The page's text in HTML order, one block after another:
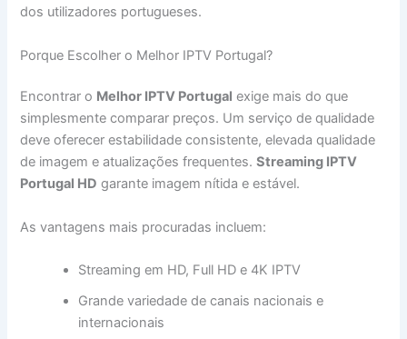
dos utilizadores portugueses.
Porque Escolher o Melhor IPTV Portugal?
Encontrar o Melhor IPTV Portugal exige mais do que
simplesmente comparar preços. Um serviço de qualidade
deve oferecer estabilidade consistente, elevada qualidade
de imagem e atualizações frequentes.Streaming IPTV
Portugal HD garante imagem nítida e estável.
As vantagens mais procuradas incluem:
Streaming em HD, Full HD e 4K IPTV
Grande variedade de canais nacionais e
internacionais